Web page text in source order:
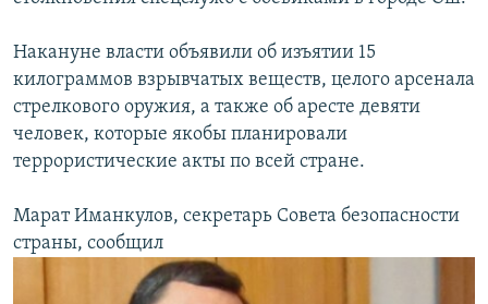
Накануне власти объявили об изъятии 15
килограммов взрывчатых веществ, целого арсенала
стрелкового оружия, а также об аресте девяти
человек, которые якобы планировали
террористические акты по всей стране.
Марат Иманкулов, секретарь Совета безопасности
страны, сообщил